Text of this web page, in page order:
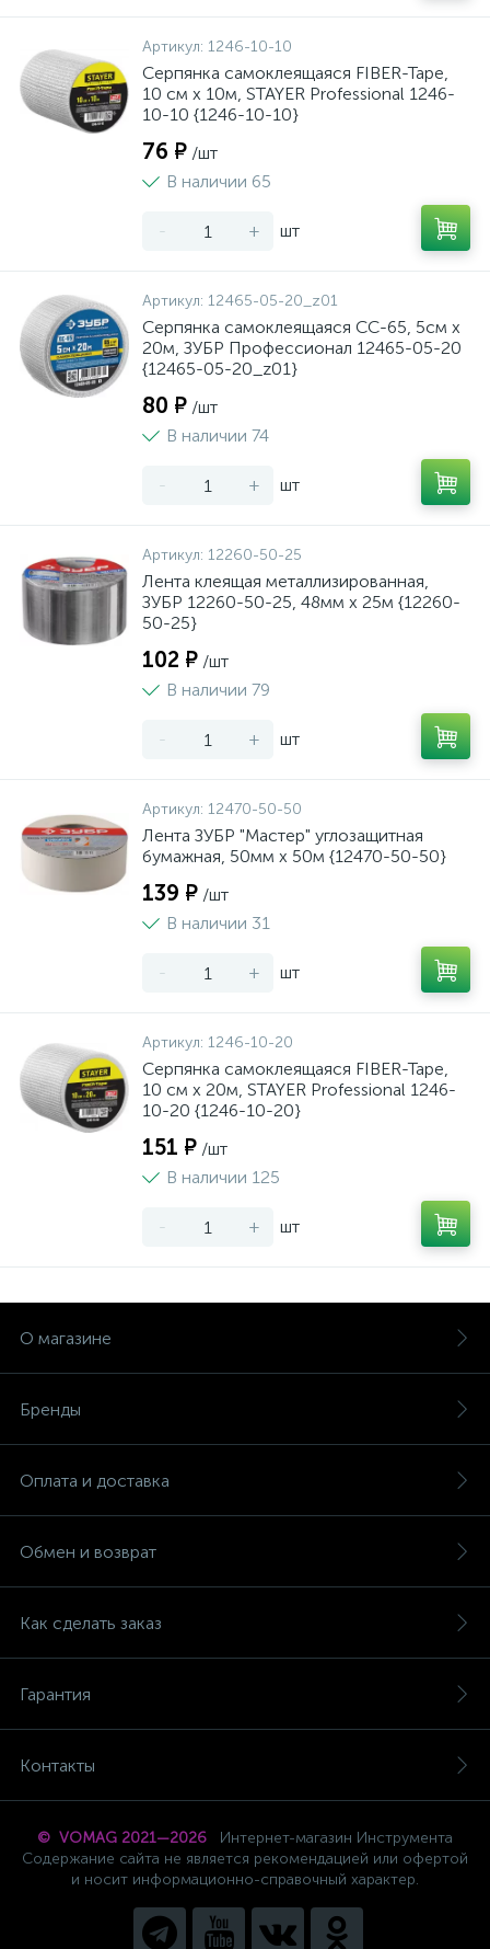
Артикул: 1246-10-10
Серпянка самоклеящаяся FIBER-Tape,
10 см х 10м, STAYER Professional 1246-
10-10 {1246-10-10}
76 ₽ /шт
В наличии 65
- + шт
Артикул: 12465-05-20_z01
Серпянка самоклеящаяся СС-65, 5см х
20м, ЗУБР Профессионал 12465-05-20
{12465-05-20_z01}
80 ₽ /шт
В наличии 74
- + шт
Артикул: 12260-50-25
Лента клеящая металлизированная,
ЗУБР 12260-50-25, 48мм х 25м {12260-
50-25}
102 ₽ /шт
В наличии 79
- + шт
Артикул: 12470-50-50
Лента ЗУБР "Мастер" углозащитная
бумажная, 50мм х 50м {12470-50-50}
139 ₽ /шт
В наличии 31
- + шт
Артикул: 1246-10-20
Серпянка самоклеящаяся FIBER-Tape,
10 см х 20м, STAYER Professional 1246-
10-20 {1246-10-20}
151 ₽ /шт
В наличии 125
- + шт
О магазине
Бренды
Оплата и доставка
Обмен и возврат
Как сделать заказ
Гарантия
Контакты
© VOMAG 2021—2026
Интернет-магазин Инструмента
Содержание сайта не является рекомендацией или офертой
и носит информационно-справочный характер.